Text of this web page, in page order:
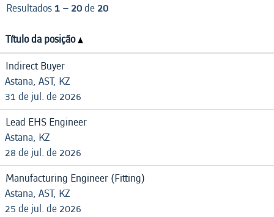
Resultados1 – 20de 20
Título da posição
Indirect Buyer
Astana, AST, KZ
31 de jul. de 2026
Lead EHS Engineer
Astana, KZ
28 de jul. de 2026
Manufacturing Engineer (Fitting)
Astana, AST, KZ
25 de jul. de 2026